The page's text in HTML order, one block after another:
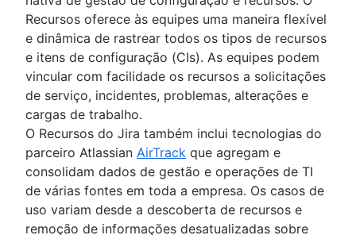
Recursos oferece às equipes uma maneira flexível
e dinâmica de rastrear todos os tipos de recursos
e itens de configuração (CIs). As equipes podem
vincular com facilidade os recursos a solicitações
de serviço, incidentes, problemas, alterações e
cargas de trabalho.
O Recursos do Jira também inclui tecnologias do
parceiro Atlassian AirTrack que agregam e
consolidam dados de gestão e operações de TI
de várias fontes em toda a empresa. Os casos de
uso variam desde a descoberta de recursos e
remoção de informações desatualizadas sobre